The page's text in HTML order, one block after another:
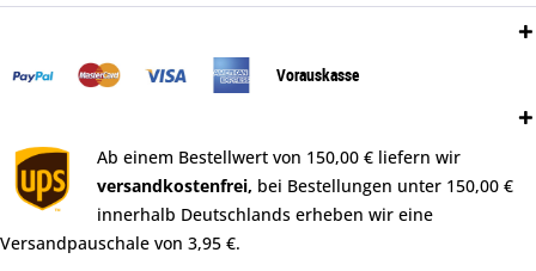
Vorauskasse
Ab einem Bestellwert von 150,00 € liefern wir
versandkostenfrei, bei Bestellungen unter 150,00 €
innerhalb Deutschlands erheben wir eine
Versandpauschale von 3,95 €.